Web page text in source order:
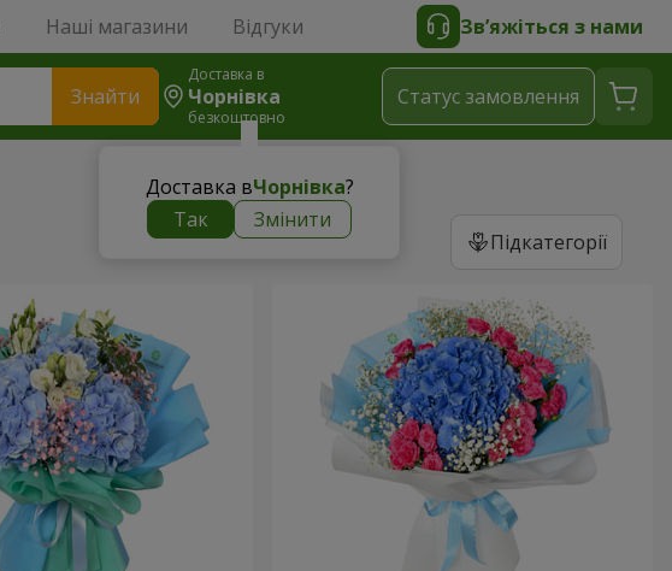
Наші магазини Відгуки Зв’яжіться з нами
Знайти
Доставка в
Чорнівка
безкоштовно
Доставка вЧорнівка?
Так
Змінити
Статус замовлення
Підкатегорії